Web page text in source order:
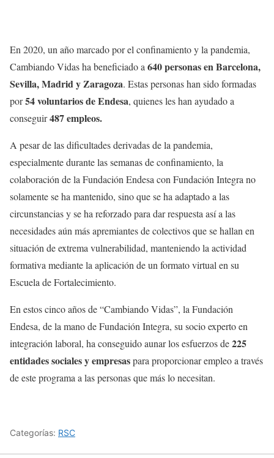
En 2020, un año marcado por el confinamiento y la pandemia,
Cambiando Vidas ha beneficiado a 640 personas en Barcelona,
Sevilla, Madrid y Zaragoza. Estas personas han sido formadas
por54 voluntarios de Endesa, quienes les han ayudado a
conseguir487 empleos.
A pesar de las dificultades derivadas de la pandemia,
especialmente durante las semanas de confinamiento, la
colaboración de la Fundación Endesa con Fundación Integra no
solamente se ha mantenido, sino que se ha adaptado a las
circunstancias y se ha reforzado para dar respuesta así a las
necesidades aún más apremiantes de colectivos que se hallan en
situación de extrema vulnerabilidad, manteniendo la actividad
formativa mediante la aplicación de un formato virtual en su
Escuela de Fortalecimiento.
En estos cinco años de “Cambiando Vidas”, la Fundación
Endesa, de la mano de Fundación Integra, su socio experto en
integración laboral, ha conseguido aunar los esfuerzos de225
entidades sociales y empresaspara proporcionar empleo a través
de este programa a las personas que más lo necesitan.
Categorías: RSC